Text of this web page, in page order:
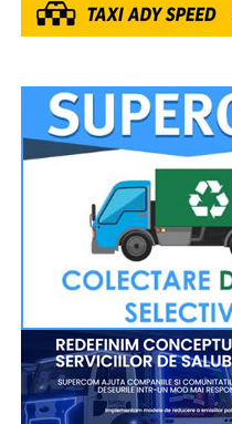
ținut-o departe de
imagine și interes.
Urmărește Incomod